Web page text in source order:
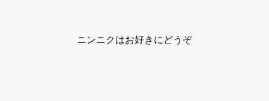
ニンニクはお好きにどうぞ